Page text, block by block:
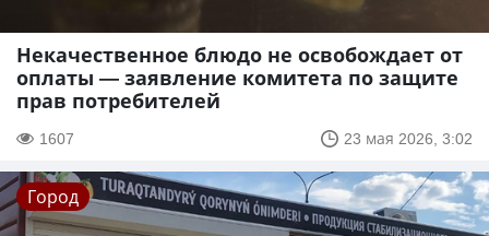
Некачественное блюдо не освобождает от
оплаты — заявление комитета по защите
прав потребителей
1607 23 мая 2026, 3:02
Город